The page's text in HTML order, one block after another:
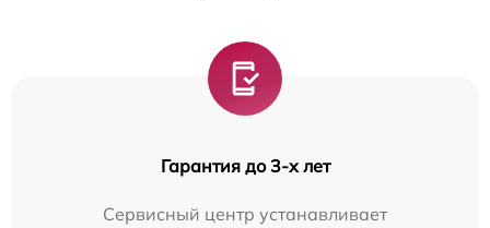
Гарантия до 3-х лет
Сервисный центр устанавливает